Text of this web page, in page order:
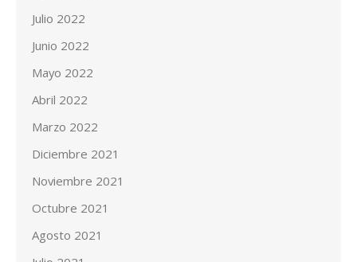
Julio 2022
Junio 2022
Mayo 2022
Abril 2022
Marzo 2022
Diciembre 2021
Noviembre 2021
Octubre 2021
Agosto 2021